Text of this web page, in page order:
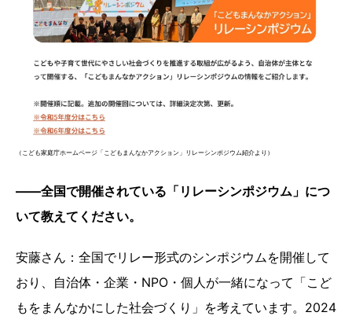
（こども家庭庁ホームページ「こどもまんなかアクション」リレーシンポジウム紹介より）
――全国で開催されている「リレーシンポジウム」につ
いて教えてください。
安藤さん：全国でリレー形式のシンポジウムを開催して
おり、自治体・企業・NPO・個人が一緒になって「こど
もをまんなかにした社会づくり」を考えています。2024